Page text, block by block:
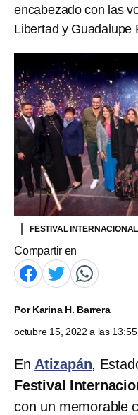
encabezado con las
Libertad y Guadalupe
FESTIVAL
Compartir en
PorKarina H. Barrera
octubre 15, 2022 a las
En Atizapán,
Festival
con un memorable